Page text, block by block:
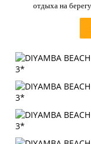
отдыха на